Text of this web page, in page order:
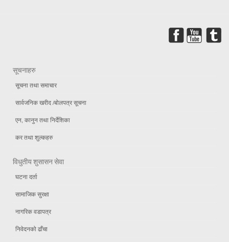
सूचनाहरु
सूचना तथा समाचार
सार्वजनिक खरीद /बोलपत्र सूचना
एन, कानुन तथा निर्देशिका
कर तथा शुल्कहरु
विधुतीय शुसासन सेवा
घटना दर्ता
सामाजिक सुरक्षा
नागरिक वडापत्र
निवेदनको ढाँचा